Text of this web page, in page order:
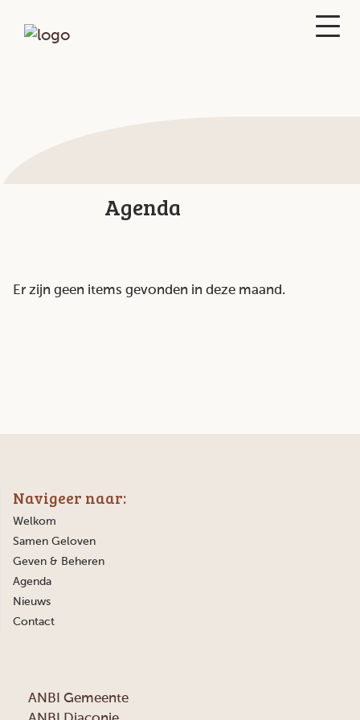
Agenda
Er zijn geen items gevonden in deze maand.
Navigeer naar:
Welkom
Samen Geloven
Geven & Beheren
Agenda
Nieuws
Contact
ANBI Gemeente